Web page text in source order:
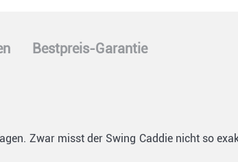
Bestpreis-Garantie
Zwar misst der Swing Caddie nicht so